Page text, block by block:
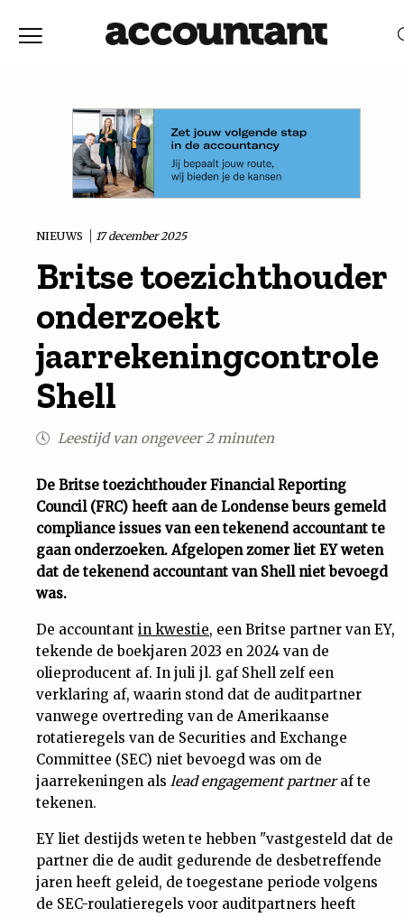
Nieuws
Discussie
Vaktechniek
Achtergrond
Uit
Feiten
Cijfers
Tuchtrecht
Magazine
Podcast
Dossiers
Nieuwsbrief
Contact
NIEUWS 17 december 2025
Britse toezichthouder
onderzoekt
jaarrekeningcontrole
Shell
Leestijd van ongeveer 2 minuten
De Britse toezichthouder Financial Reporting
Council (FRC) heeft aan de Londense beurs gemeld
compliance issues van een tekenend accountant te
gaan onderzoeken. Afgelopen zomer liet EY weten
dat de tekenend accountant van Shell niet bevoegd
was.
De accountant in kwestie, een Britse partner van EY,
tekende de boekjaren 2023 en 2024 van de
olieproducent af. In juli jl. gaf Shell zelf een
verklaring af, waarin stond dat de auditpartner
vanwege overtreding van de Amerikaanse
rotatieregels van de Securities and Exchange
Committee (SEC) niet bevoegd was om de
jaarrekeningen als lead engagement partneraf te
tekenen.
EY liet destijds weten te hebben "vastgesteld dat de
partner die de audit gedurende de desbetreffende
jaren heeft geleid, de toegestane periode volgens
de SEC-roulatieregels voor auditpartners heeft
RELEVANTIEDATUM